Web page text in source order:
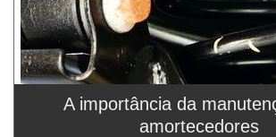
A importância da
amortecedores